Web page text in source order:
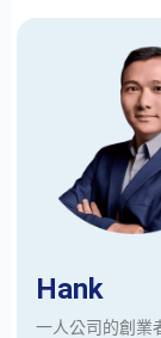
Hank
一人公司的創業